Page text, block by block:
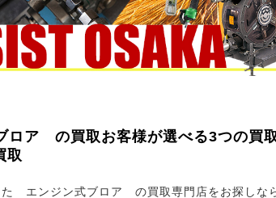
ロア の買取お客様が選べる3つの買取
取
た エンジン式ブロア の買取専門店をお探しな